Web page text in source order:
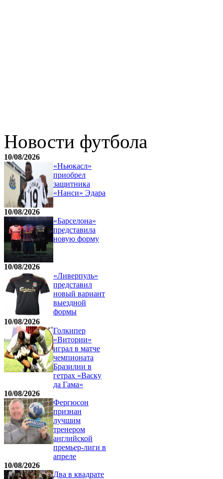
Новости футбола
10/08/2026
«Ньюкасл»
приобрел
защитника
«Нанси» Эдара
10/08/2026
«Барселона»
представила
новую форму
10/08/2026
«Ливерпуль»
представил
новый вариант
выездной
формы
10/08/2026
Голкипер
«Витории»
играл в матче
чемпионата
Бразилии в
гетрах «Васку
да Гама»
10/08/2026
Фергюсон
признан
лучшим
тренером
английской
премьер-лиги в
апреле
10/08/2026
Два в квадрате